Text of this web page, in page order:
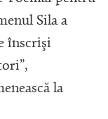
Sila a
înscrişi
la